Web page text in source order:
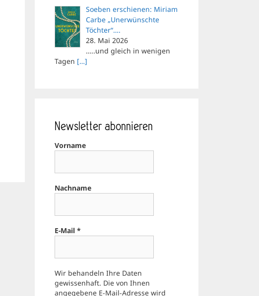
Soeben erschienen: Miriam
Carbe „Unerwünschte
Töchter“….
28. Mai 2026
…..und gleich in wenigen
Tagen […]
Newsletter abonnieren
Vorname
Nachname
E-Mail *
Wir behandeln Ihre Daten
gewissenhaft. Die von Ihnen
angegebene E-Mail-Adresse wird